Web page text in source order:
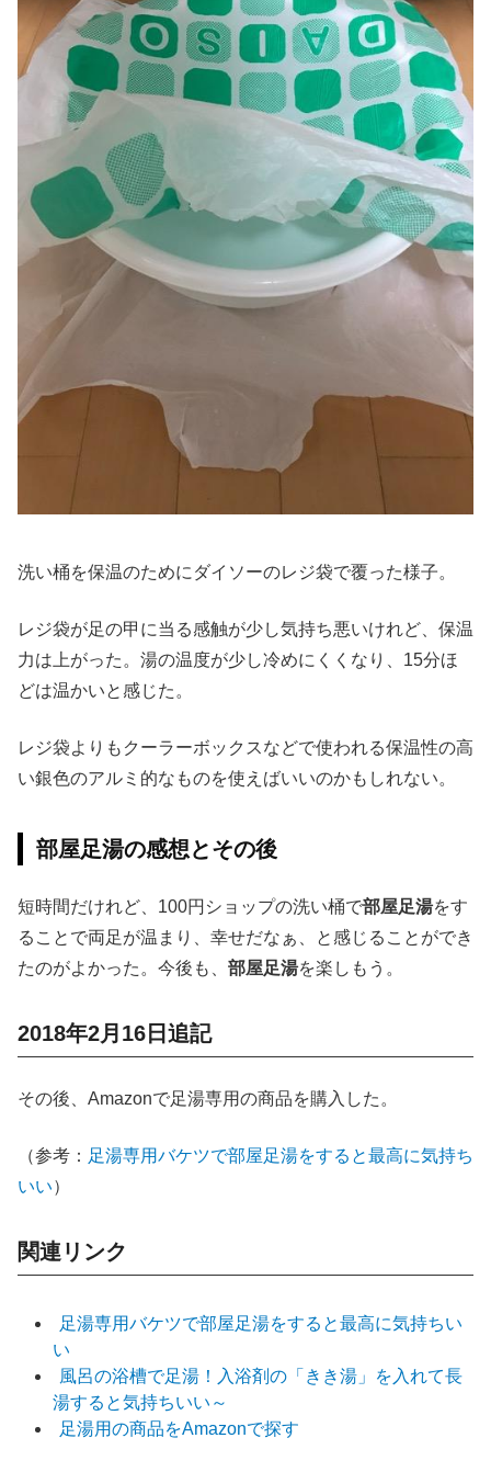
洗い桶を保温のためにダイソーのレジ袋で覆った様子。
レジ袋が足の甲に当る感触が少し気持ち悪いけれど、保温
力は上がった。湯の温度が少し冷めにくくなり、15分ほ
どは温かいと感じた。
レジ袋よりもクーラーボックスなどで使われる保温性の高
い銀色のアルミ的なものを使えばいいのかもしれない。
部屋足湯の感想とその後
短時間だけれど、100円ショップの洗い桶で部屋足湯をす
ることで両足が温まり、幸せだなぁ、と感じることができ
たのがよかった。今後も、 部屋足湯を楽しもう。
2018年2月16日追記
その後、Amazonで足湯専用の商品を購入した。
（参考： 足湯専用バケツで部屋足湯をすると最高に気持ち
いい）
関連リンク
足湯専用バケツで部屋足湯をすると最高に気持ちい
い
風呂の浴槽で足湯！入浴剤の「きき湯」を入れて長
湯すると気持ちいい～
足湯用の商品をAmazonで探す